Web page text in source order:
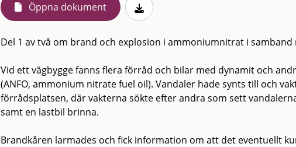
Öppna dokument
Del 1 av två om brand och explosion i ammoniumnitrat i samband
Vid ett vägbygge fanns flera förråd och bilar med dynamit och
(ANFO, ammonium nitrate fuel oil). Vandaler hade synts till och
förrådsplatsen, där vakterna sökte efter andra som sett
samt en lastbil brinna.
Brandkåren larmades och fick information om att det eventuellt